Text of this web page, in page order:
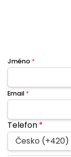
Jméno *
Email *
Telefon*
Česko (+420)